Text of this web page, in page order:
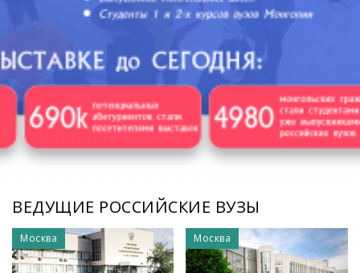
ВЕДУЩИЕ РОССИЙСКИЕ ВУЗЫ
Москва Москва